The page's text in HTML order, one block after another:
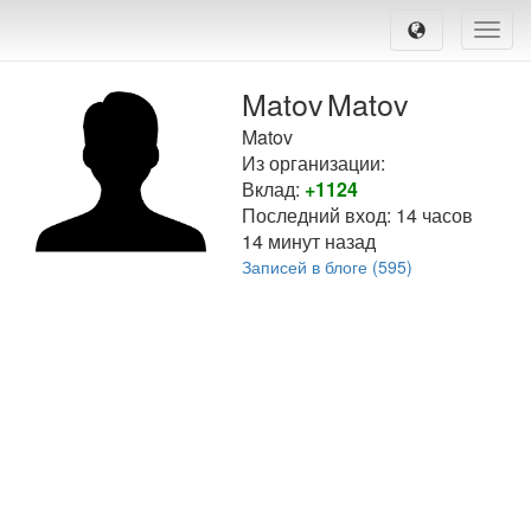
Toggle
MatovMatov
Matov
Из организации:
Вклад: +1124
Последний вход: 14 часов
14 минут назад
Записей в блоге (595)